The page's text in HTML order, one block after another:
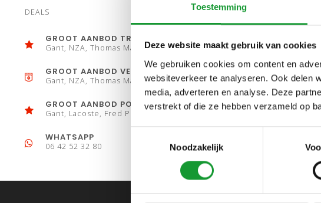
Toestemming
Deze website maakt gebruik van cookies
We gebruiken cookies om content en
websiteverkeer te analyseren. Ook delen
media, adverteren en analyse. Deze
verstrekt of die ze hebben verzameld op
Noodzakelijk
DEALS
GROOT AANBOD TRUIEN
Gant, NZA, Thomas Maine
GROOT AANBOD VESTEN
Gant, NZA, Thomas Maine
GROOT AANBOD POLO´S
Gant, Lacoste, Fred Perry
WHATSAPP
06 42 52 32 80